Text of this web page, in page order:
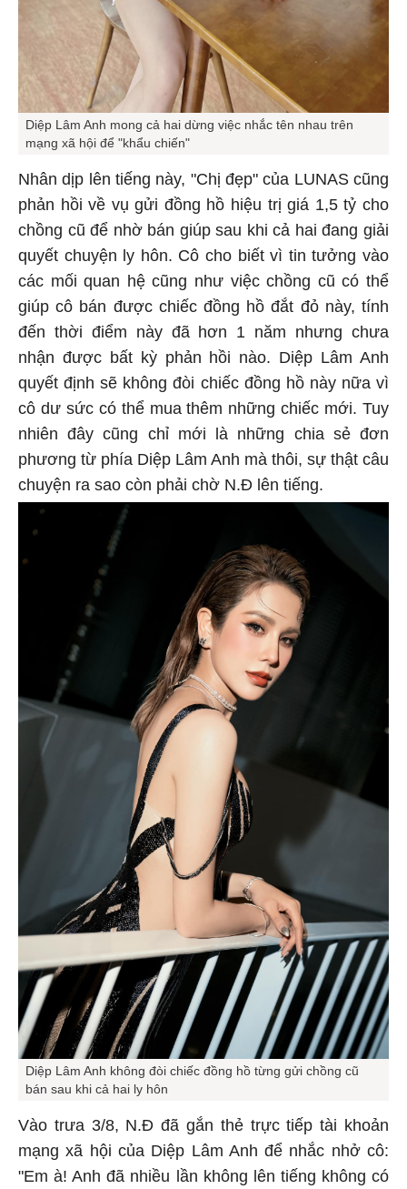
Diệp Lâm Anh mong cả hai dừng việc nhắc tên nhau trên
mạng xã hội để "khẩu chiến"
Nhân dịp lên tiếng này, "Chị đẹp" của LUNAS cũng
phản hồi về vụ gửi đồng hồ hiệu trị giá 1,5 tỷ cho
chồng cũ để nhờ bán giúp sau khi cả hai đang giải
quyết chuyện ly hôn. Cô cho biết vì tin tưởng vào
các mối quan hệ cũng như việc chồng cũ có thể
giúp cô bán được chiếc đồng hồ đắt đỏ này, tính
đến thời điểm này đã hơn 1 năm nhưng chưa
nhận được bất kỳ phản hồi nào. Diệp Lâm Anh
quyết định sẽ không đòi chiếc đồng hồ này nữa vì
cô dư sức có thể mua thêm những chiếc mới. Tuy
nhiên đây cũng chỉ mới là những chia sẻ đơn
phương từ phía Diệp Lâm Anh mà thôi, sự thật câu
chuyện ra sao còn phải chờ N.Đ lên tiếng.
Diệp Lâm Anh không đòi chiếc đồng hồ từng gửi chồng cũ
bán sau khi cả hai ly hôn
Vào trưa 3/8, N.Đ đã gắn thẻ trực tiếp tài khoản
mạng xã hội của Diệp Lâm Anh để nhắc nhở cô:
"Em à! Anh đã nhiều lần không lên tiếng không có